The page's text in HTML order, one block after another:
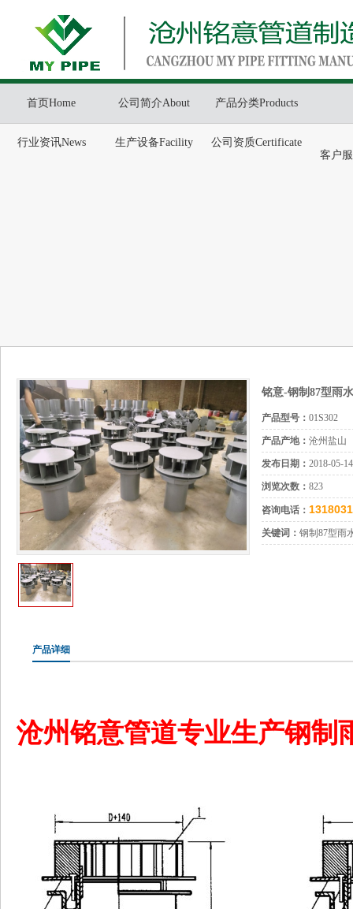
首页Home 公司简介About 产品分类Products
行业资讯News 生产设备Facility
公司资质Certificate
客户
铭意-钢制87型雨
产品型号： 01S302
产品产地： 沧州盐山
发布日期： 2018-05-14
浏览次数： 823
咨询电话：
关键词： 钢制87型雨
产品详细
沧州铭意管道专业生产钢制